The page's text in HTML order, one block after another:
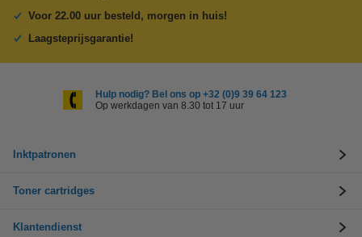
Voor 22.00 uur besteld, morgen in huis!
Laagsteprijsgarantie!
Hulp nodig? Bel ons op +32 (0)9 39 64 123
Op werkdagen van 8.30 tot 17 uur
Inktpatronen
Toner cartridges
Klantendienst